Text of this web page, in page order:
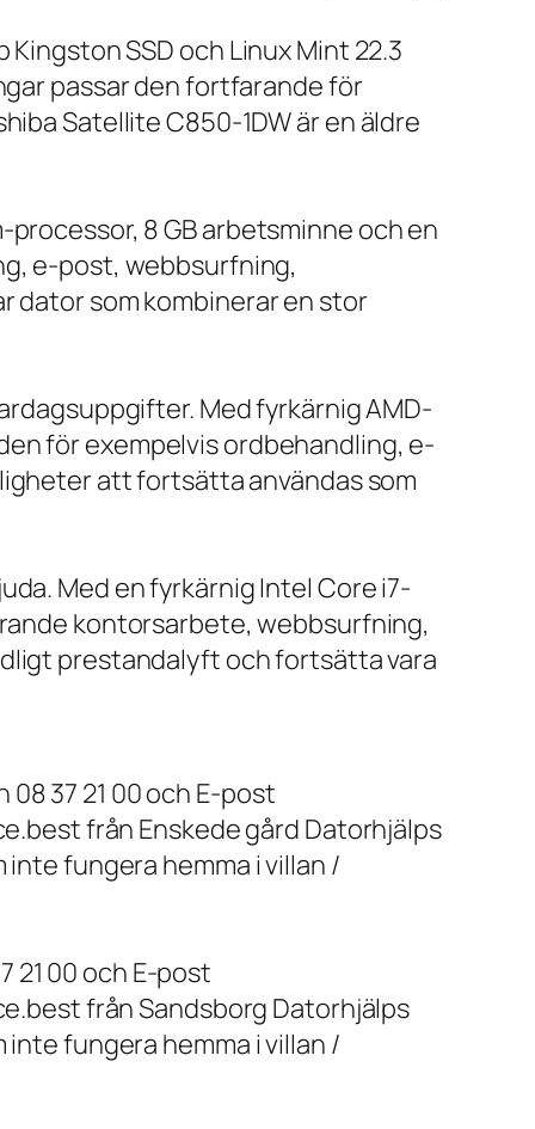
SSD och Linux Mint 22.3
passar den fortfarande för
Satellite C850-1DW är en äldre
8 GB arbetsminne och en
e-post, webbsurfning,
dator som kombinerar en stor
Med fyrkärnig AMD-
för exempelvis ordbehandling, e-
att fortsätta användas som
Med en fyrkärnig Intel Core i7-
kontorsarbete, webbsurfning,
prestandalyft och fortsätta vara
37 21 00 och E-post
från Enskede gård Datorhjälps
fungera hemma i villan /
21 00 och E-post
från Sandsborg Datorhjälps
fungera hemma i villan /